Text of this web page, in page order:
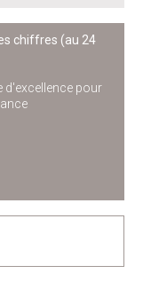
chiffres (au 24
d'excellence pour